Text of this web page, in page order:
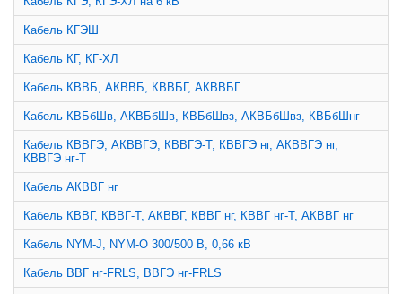
Кабель КГЭШ
Кабель КГ, КГ-ХЛ
Кабель КВВБ, АКВВБ, КВВБГ, АКВВБГ
Кабель КВБбШв, АКВБбШв, КВБбШвз, АКВБбШвз, КВБбШнг
Кабель КВВГЭ, АКВВГЭ, КВВГЭ-Т, КВВГЭ нг, АКВВГЭ нг,
КВВГЭ нг-Т
Кабель АКВВГ нг
Кабель КВВГ, КВВГ-Т, АКВВГ, КВВГ нг, КВВГ нг-Т, АКВВГ нг
Кабель NYM-J, NYM-O 300/500 В, 0,66 кВ
Кабель ВВГ нг-FRLS, ВВГЭ нг-FRLS